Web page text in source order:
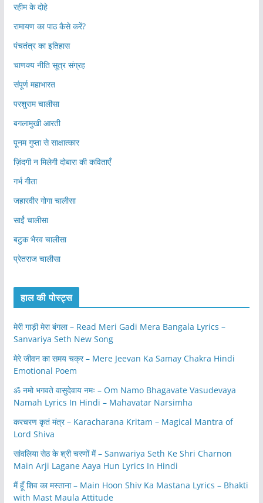
रहीम के दोहे
रामायण का पाठ कैसे करें?
पंचतंत्र का इतिहास
चाणक्य नीति सूत्र संग्रह
संपूर्ण महाभारत
परशुराम चालीसा
बगलामुखी आरती
पूनम गुप्ता से साक्षात्कार
ज़िंदगी न मिलेगी दोबारा की कविताएँ
गर्भ गीता
जहारवीर गोगा चालीसा
साईं चालीसा
बटुक भैरव चालीसा
प्रेतराज चालीसा
हाल की पोस्ट्स
मेरी गाड़ी मेरा बंगला – Read Meri Gadi Mera Bangala Lyrics –
Sanvariya Seth New Song
मेरे जीवन का समय चक्र – Mere Jeevan Ka Samay Chakra Hindi
Emotional Poem
ॐ नमो भगवते वासुदेवाय नमः – Om Namo Bhagavate Vasudevaya
Namah Lyrics In Hindi – Mahavatar Narsimha
करचरण कृतं मंत्र – Karacharana Kritam – Magical Mantra of
Lord Shiva
सांवलिया सेठ के श्री चरणों में – Sanwariya Seth Ke Shri Charnon
Main Arji Lagane Aaya Hun Lyrics In Hindi
मैं हूँ शिव का मस्ताना – Main Hoon Shiv Ka Mastana Lyrics – Bhakti
with Mast Maula Attitude